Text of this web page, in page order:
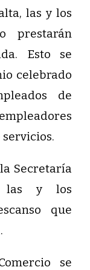
las y los
prestarán
Esto se
celebrado
de
Secretaría
las y los
que
se